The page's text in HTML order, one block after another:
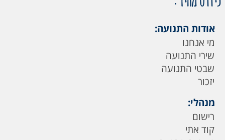
אודות התנועה:
מי אנחנו
שירי התנועה
שבטי התנועה
יזכור
מנהלי:
רישום
קוד אתי